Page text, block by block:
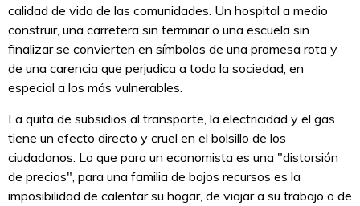
calidad de vida de las comunidades. Un hospital a medio
construir, una carretera sin terminar o una escuela sin
finalizar se convierten en símbolos de una promesa rota y
de una carencia que perjudica a toda la sociedad, en
especial a los más vulnerables.
La quita de subsidios al transporte, la electricidad y el gas
tiene un efecto directo y cruel en el bolsillo de los
ciudadanos. Lo que para un economista es una "distorsión
de precios", para una familia de bajos recursos es la
imposibilidad de calentar su hogar, de viajar a su trabajo o de